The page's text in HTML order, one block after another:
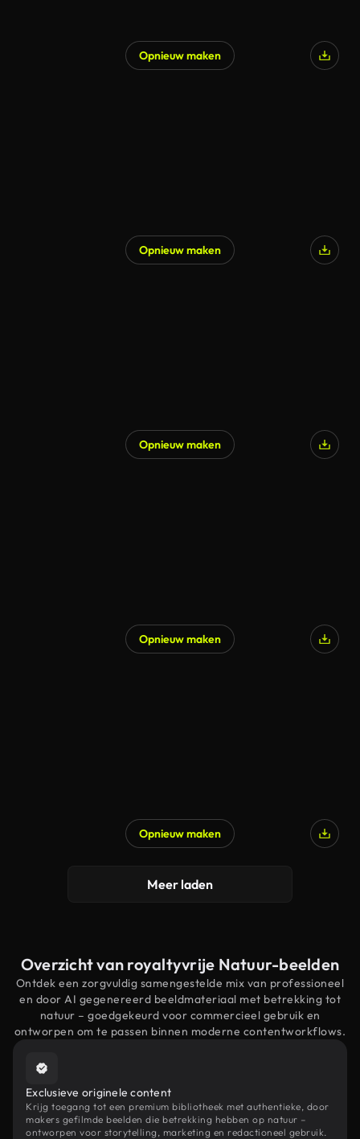
Opnieuw maken
Opnieuw maken
Opnieuw maken
Opnieuw maken
Opnieuw maken
Meer laden
Overzicht van royaltyvrije Natuur-beelden
Ontdek een zorgvuldig samengestelde mix van professioneel
en door AI gegenereerd beeldmateriaal met betrekking tot
natuur – goedgekeurd voor commercieel gebruik en
ontworpen om te passen binnen moderne contentworkflows.
Exclusieve originele content
Krijg toegang tot een premium bibliotheek met authentieke, door
makers gefilmde beelden die betrekking hebben op natuur –
ontworpen voor storytelling, marketing en redactioneel gebruik.